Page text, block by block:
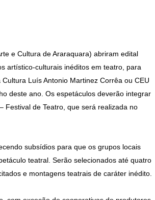
e Cultura de Araraquara) abriram edital
artístico-culturais inéditos em teatro, para
Luís Antonio Martinez Corrêa ou CEU
deste ano. Os espetáculos deverão integrar
Festival de Teatro, que será realizada no
subsídios para que os grupos locais
teatral. Serão selecionados até quatro
e montagens teatrais de caráter inédito.